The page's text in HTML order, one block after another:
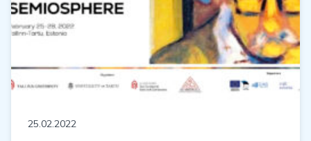
25.02.2022